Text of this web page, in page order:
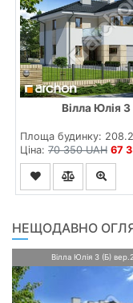
Вілла Юлія
Площа будинку:
Ціна: 70 350 UAH 67
НЕЩОДАВНО
Вілла Юлія 3 (Б) вер.2